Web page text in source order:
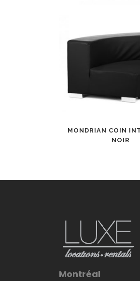
MONDRIAN COIN
NOIR
Montréal